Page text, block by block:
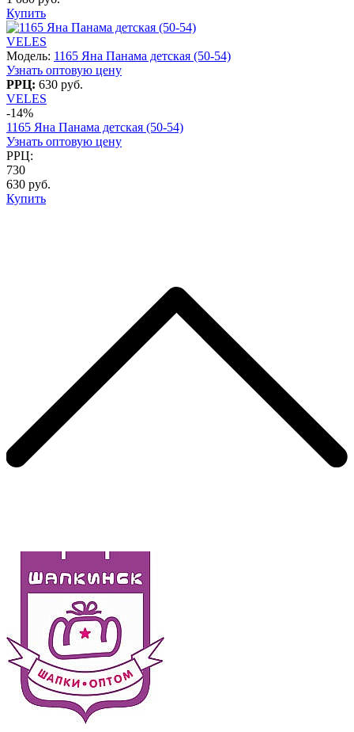
Купить
VELES
Модель: 1165 Яна Панама детская (50-54)
Узнать оптовую цену
РРЦ: 630 руб.
VELES
-14%
1165 Яна Панама детская (50-54)
Узнать оптовую цену
РРЦ:
730
630 руб.
Купить